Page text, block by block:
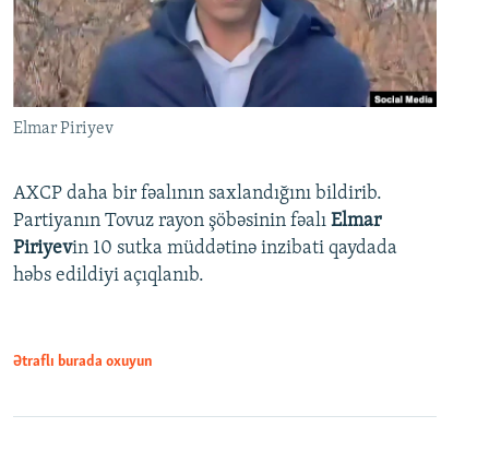
Elmar Piriyev
AXCP daha bir fəalının saxlandığını bildirib.
Partiyanın Tovuz rayon şöbəsinin fəalı Elmar
Piriyevin 10 sutka müddətinə inzibati qaydada
həbs edildiyi açıqlanıb.
Ətraflı burada oxuyun